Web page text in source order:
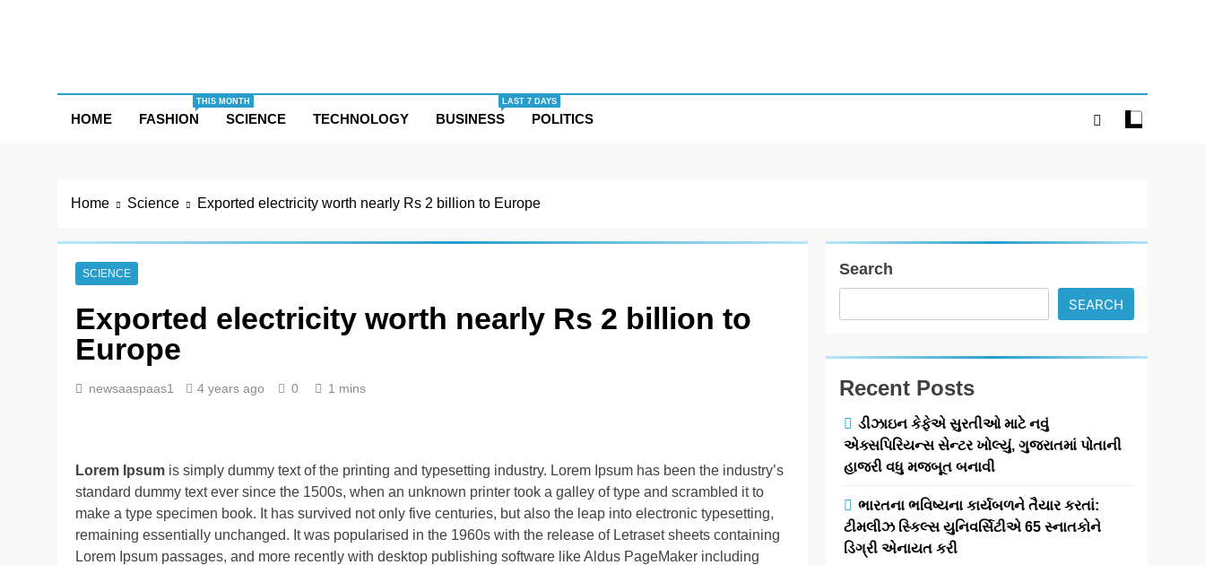
HOME FASHION
THIS MONTH
SCIENCE TECHNOLOGY BUSINESS
LAST 7 DAYS
POLITICS
Home Science Exported electricity worth nearly Rs 2 billion to Europe
SCIENCE
Exported electricity worth nearly Rs 2 billion to
Europe
newsaaspaas1 4 years ago 0 1 mins
Lorem Ipsum is simply dummy text of the printing and typesetting industry. Lorem Ipsum has been the industry’s
standard dummy text ever since the 1500s, when an unknown printer took a galley of type and scrambled it to
make a type specimen book. It has survived not only five centuries, but also the leap into electronic typesetting,
remaining essentially unchanged. It was popularised in the 1960s with the release of Letraset sheets containing
Lorem Ipsum passages, and more recently with desktop publishing software like Aldus PageMaker including
Search
SEARCH
Recent Posts
ડીઝાઇન કેફેએ સુરતીઓ માટે નવું
એક્સપિરિયન્સ સેન્ટર ખોલ્યું, ગુજરાતમાં પોતાની
હાજરી વધુ મજબૂત બનાવી
ભારતના ભવિષ્યના કાર્યબળને તૈયાર કરતાં:
ટીમલીઝ સ્કિલ્સ યુનિવર્સિટીએ 65 સ્નાતકોને
ડિગ્રી એનાયત કરી